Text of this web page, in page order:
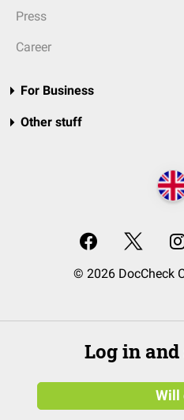
Press
Career
For Business
Other stuff
© 2026 DocCheck
Log in and
Will